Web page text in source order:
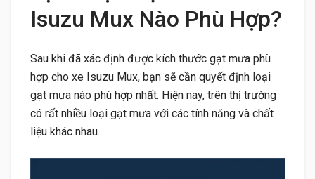
Isuzu Mux Nào Phù Hợp?
Sau khi đã xác định được kích thước gạt mưa phù
hợp cho xe Isuzu Mux, bạn sẽ cần quyết định loại
gạt mưa nào phù hợp nhất. Hiện nay, trên thị trường
có rất nhiều loại gạt mưa với các tính năng và chất
liệu khác nhau.